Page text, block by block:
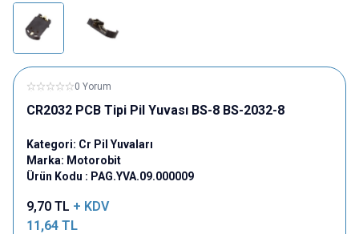
0 Yorum
CR2032 PCB Tipi Pil Yuvası BS-8 BS-2032-8
Kategori: Cr Pil Yuvaları
Marka: Motorobit
Ürün Kodu : PAG.YVA.09.000009
9,70 TL + KDV
11,64 TL